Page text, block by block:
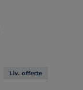
Liv. offerte